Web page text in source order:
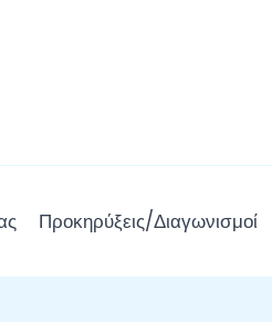
Προκηρύξεις/Διαγωνισμοί